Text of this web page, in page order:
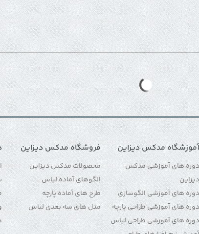
آموزشگاه مدکس دیزاین
دوره های آموزشی مدکس
دیزاین
دوره های آموزشی الگوسازی
دوره های آموزشی طراحی پارچه
دوره های آموزشی طراحی لباس
فروشگاه مدکس دیزاین
محصولات مدکس دیزاین
الگوهای آماده لباس
طرح های آماده پارچه
مدل های سه بعدی لباس